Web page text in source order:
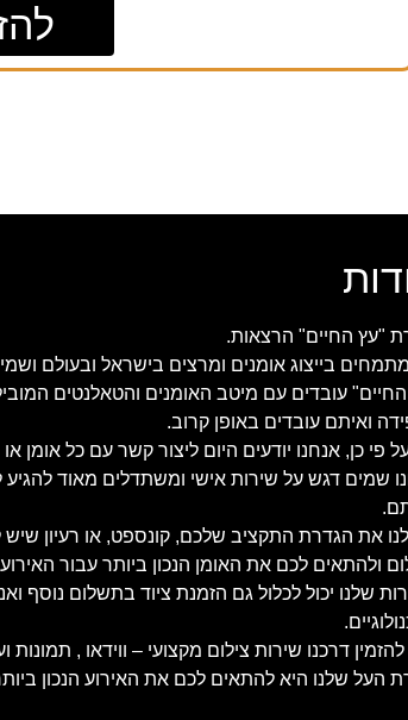
"עץ החיים" הרצאות.
בייצוג אומנים ומרצים בישראל ובעולם
עובדים עם מיטב האומנים והטאלנטים
ואיתם עובדים באופן קרוב.
פי כן, אנחנו יודעים היום ליצור קשר עם כל אומן
שמים דגש על שירות אישי ומשתדלים מאוד
לנו את הגדרת התקציב שלכם, קונספט, או רעיון
ולהתאים לכם את האומן הנכון ביותר עבור
שלנו יכול לכלול גם הזמנת ציוד בתשלום נוסף
להזמין דרכנו שירות צילום מקצועי – ווידאו , תמונות
העל שלנו היא להתאים לכם את האירוע הנכון